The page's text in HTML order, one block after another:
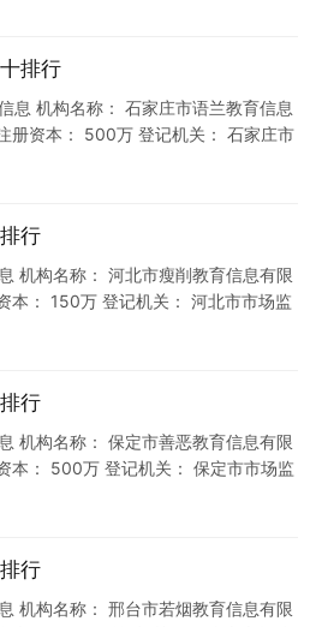
排行
息 机构名称： 石家庄市语兰教育信息
册资本： 500万 登记机关： 石家庄市
行
机构名称： 河北市瘦削教育信息有限
本： 150万 登记机关： 河北市市场监
行
机构名称： 保定市善恶教育信息有限
本： 500万 登记机关： 保定市市场监
行
机构名称： 邢台市若烟教育信息有限